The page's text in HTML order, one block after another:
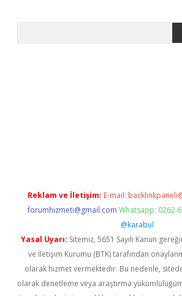
Reklam ve İletişim: E-mail:
forumhizmeti@gmail.com Whatsapp: 0262
@karabul
Yasal Uyarı: Sitemiz, 5651 Sayılı Kanun
ve İletişim Kurumu (BTK) tarafından
olarak hizmet vermektedir. Bu nedenle,
olarak denetleme veya araştırma